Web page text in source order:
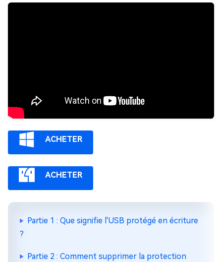
ACHETER
ACHETER
Partie 1 : Que signifie l'USB protégé en écriture
?
Partie 2 : Comment supprimer la protection